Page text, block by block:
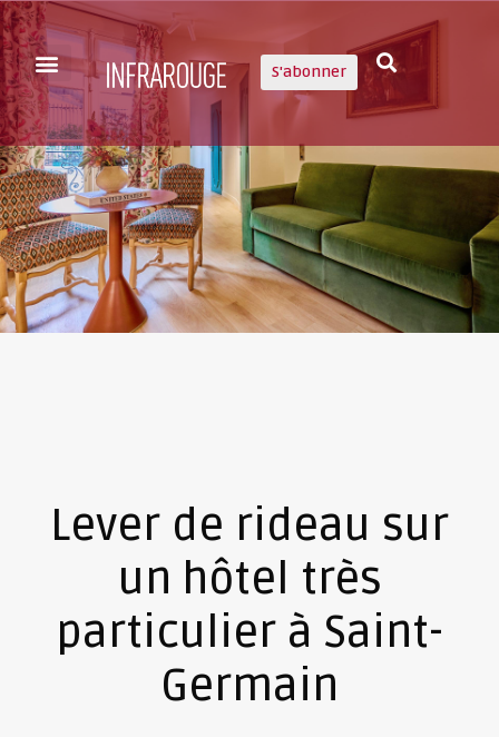
S'abonner
Lever de rideau sur
un hôtel très
particulier à Saint-
Germain